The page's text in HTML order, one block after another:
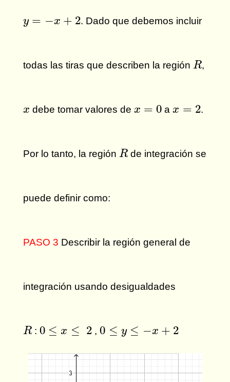
y = −x + 2
y= 2 . Dado que debemos incluir
todas las tiras que describen la región R
R,
x
x debe tomar valores de x = 0
x= ax = 2
x .
Por lo tanto, la región R
Rde integración se
puede definir como:
PASO 3 Describir la región general de
integración usando desigualdades
R
R: 0 ≤ x ≤ 2
0 ≤x ≤ 2 ,0 ≤ y ≤ −x + 2
0 ≤y ≤−x